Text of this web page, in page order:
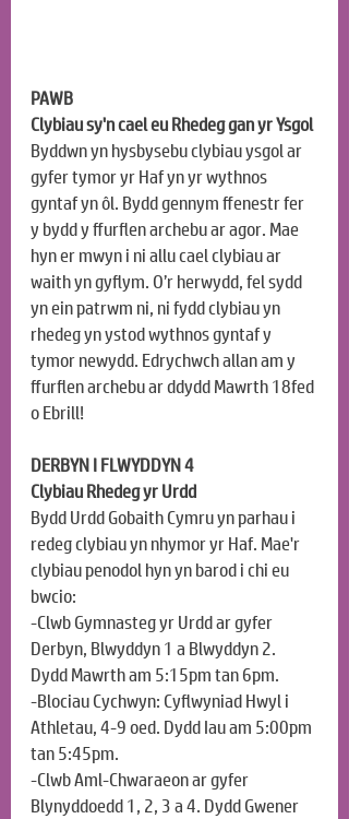
PAWB
Clybiau sy'n cael eu Rhedeg gan yr Ysgol
Byddwn yn hysbysebu clybiau ysgol ar
gyfer tymor yr Haf yn yr wythnos
gyntaf yn ôl. Bydd gennym ffenestr fer
y bydd y ffurflen archebu ar agor. Mae
hyn er mwyn i ni allu cael clybiau ar
waith yn gyflym. O’r herwydd, fel sydd
yn ein patrwm ni, ni fydd clybiau yn
rhedeg yn ystod wythnos gyntaf y
tymor newydd. Edrychwch allan am y
ffurflen archebu ar ddydd Mawrth 18fed
o Ebrill!
DERBYN I FLWYDDYN 4
Clybiau Rhedeg yr Urdd
Bydd Urdd Gobaith Cymru yn parhau i
redeg clybiau yn nhymor yr Haf. Mae'r
clybiau penodol hyn yn barod i chi eu
bwcio:
-Clwb Gymnasteg yr Urdd ar gyfer
Derbyn, Blwyddyn 1 a Blwyddyn 2.
Dydd Mawrth am 5:15pm tan 6pm.
-Blociau Cychwyn: Cyflwyniad Hwyl i
Athletau, 4-9 oed. Dydd Iau am 5:00pm
tan 5:45pm.
-Clwb Aml-Chwaraeon ar gyfer
Blynyddoedd 1, 2, 3 a 4. Dydd Gwener